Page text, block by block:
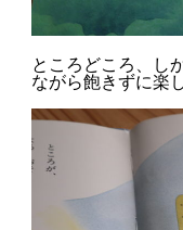
ところどころ、し
ながら飽きずに楽